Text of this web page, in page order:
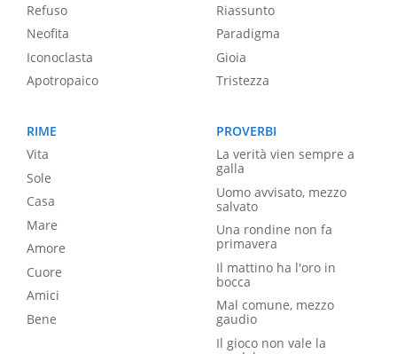
Refuso
Neofita
Iconoclasta
Apotropaico
Riassunto
Paradigma
Gioia
Tristezza
RIME
Vita
Sole
Casa
Mare
Amore
Cuore
Amici
Bene
PROVERBI
La verità vien sempre a
galla
Uomo avvisato, mezzo
salvato
Una rondine non fa
primavera
Il mattino ha l'oro in
bocca
Mal comune, mezzo
gaudio
Il gioco non vale la